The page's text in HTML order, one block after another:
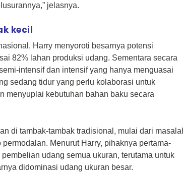
jelasnya.
kecil
Harry menyoroti besarnya potensi
82% lahan produksi udang. Sementara secara
intensif dan intensif yang hanya menguasai
sedang tidur yang perlu kolaborasi untuk
menyuplai kebutuhan bahan baku secara
di tambak-tambak tradisional, mulai dari
Menurut Harry, pihaknya pertama-
udang semua ukuran, terutama untuk
didominasi udang ukuran besar.